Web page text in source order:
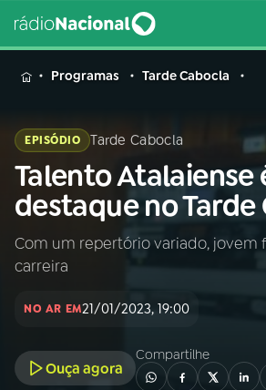
MENU
Buscar
na
Rádio
Nacional
Buscar
Programas Tarde Cabocla
EPISÓDIO Tarde Cabocla
Talento Atalaiense
destaque no Tarde
Com um repertório variado, jovem
carreira
NO AR EM21/01/2023, 19:00
Ouça agora
Compartilhe